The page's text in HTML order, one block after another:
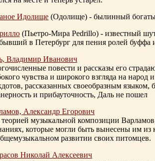
Идолище (Одолище) - былинный
(Пьетро-Мира Pedrillo) - известный
в Петербург для пения ролей буффа
Владимир Иванович
повести и рассказы его
чувства и широкого взгляда на
рассказанных своеобразным
и прибауточность, Даль не пошел
Александр Егорович
музыкальной композиции
которые могли быть вынесены им из
развитии своих питомцев.
Николай Алексеевич